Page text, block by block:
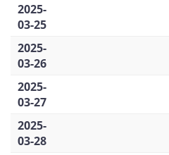
2025-
03-25
2025-
03-26
2025-
03-27
2025-
03-28